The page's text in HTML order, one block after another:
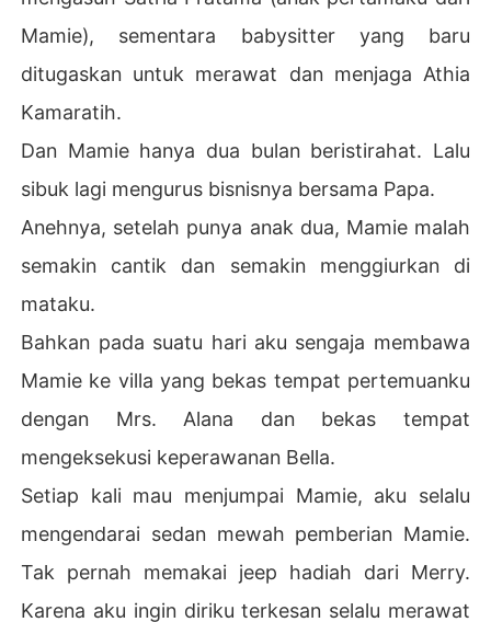
Mamie), sementara babysitter yang baru
ditugaskan untuk merawat dan menjaga Athia
Kamaratih.
Dan Mamie hanya dua bulan beristirahat. Lalu
sibuk lagi mengurus bisnisnya bersama Papa.
Anehnya, setelah punya anak dua, Mamie malah
semakin cantik dan semakin menggiurkan di
mataku.
Bahkan pada suatu hari aku sengaja membawa
Mamie ke villa yang bekas tempat pertemuanku
dengan Mrs. Alana dan bekas tempat
mengeksekusi keperawanan Bella.
Setiap kali mau menjumpai Mamie, aku selalu
mengendarai sedan mewah pemberian Mamie.
Tak pernah memakai jeep hadiah dari Merry.
Karena aku ingin diriku terkesan selalu merawat